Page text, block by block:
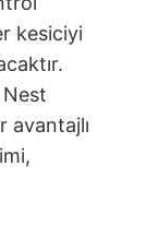
kesiciyi
avantajlı